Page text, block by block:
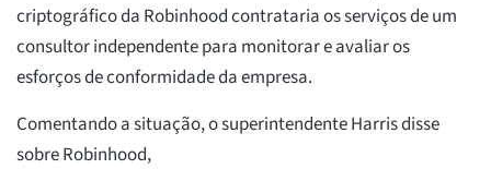
criptográfico da Robinhood contrataria os serviços de um
consultor independente para monitorar e avaliar os
esforços de conformidade da empresa.
Comentando a situação, o superintendente Harris disse
sobre Robinhood,